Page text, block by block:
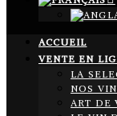
ACCUEIL
VENTE EN
LA
NOS
ART DE